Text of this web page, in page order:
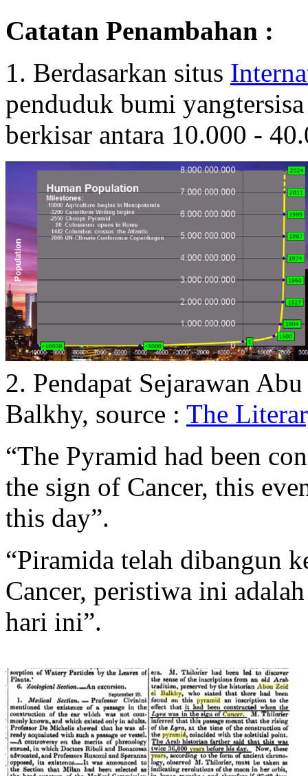
Catatan Penambahan :
1. Berdasarkan situs
penduduk bumi
berkisar antara 10.000 -
2. Pendapat Sejarawan
Balkhy, source : The
“The Pyramid had been
the sign of Cancer, this
this day”.
“Piramida telah dibangun
Cancer, peristiwa ini
hari ini”.